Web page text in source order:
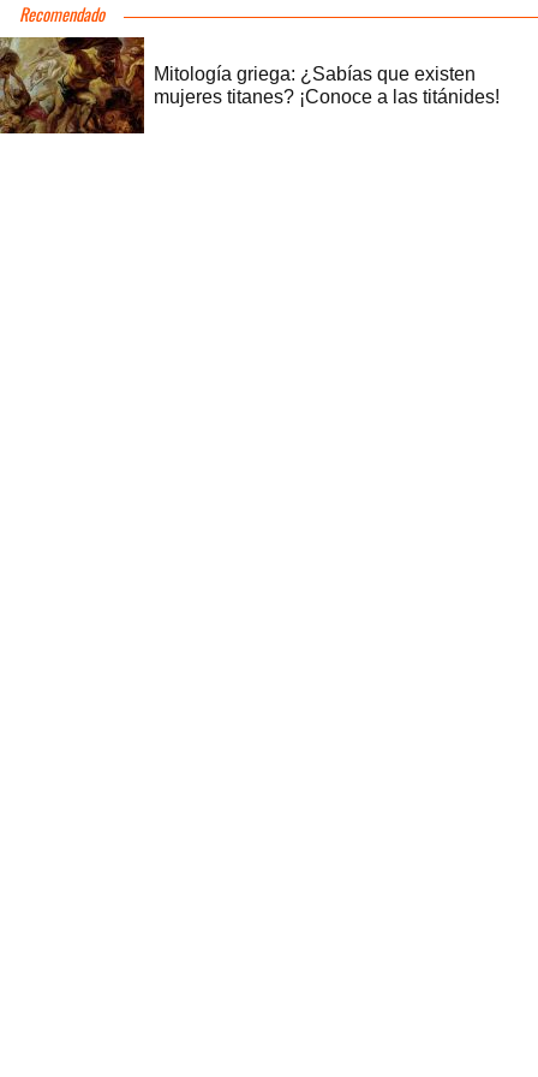
Recomendado
Mitología griega: ¿Sabías que existen
mujeres titanes? ¡Conoce a las titánides!